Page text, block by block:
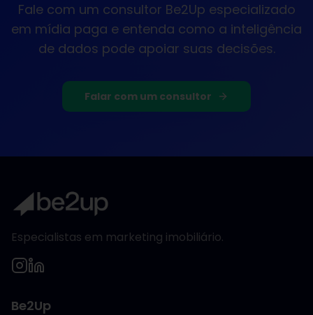
Fale com um consultor Be2Up especializado
em mídia paga e entenda como a inteligência
de dados pode apoiar suas decisões.
Falar com um consultor
Especialistas em marketing imobiliário.
Be2Up